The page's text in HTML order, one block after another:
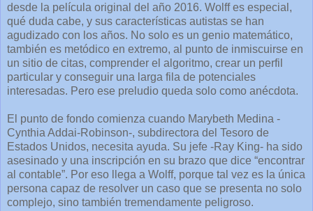
desde la película original del año 2016. Wolff es especial,
qué duda cabe, y sus características autistas se han
agudizado con los años. No solo es un genio matemático,
también es metódico en extremo, al punto de inmiscuirse en
un sitio de citas, comprender el algoritmo, crear un perfil
particular y conseguir una larga fila de potenciales
interesadas. Pero ese preludio queda solo como anécdota.
El punto de fondo comienza cuando Marybeth Medina -
Cynthia Addai-Robinson-, subdirectora del Tesoro de
Estados Unidos, necesita ayuda. Su jefe -Ray King- ha sido
asesinado y una inscripción en su brazo que dice “encontrar
al contable”. Por eso llega a Wolff, porque tal vez es la única
persona capaz de resolver un caso que se presenta no solo
complejo, sino también tremendamente peligroso.